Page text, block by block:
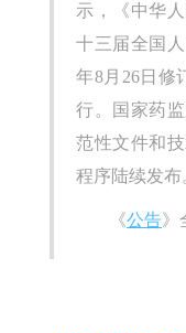
示，《中华
十三届全国
年8月26日修
行。国家药
范性文件和
程序陆续发布
《公告》